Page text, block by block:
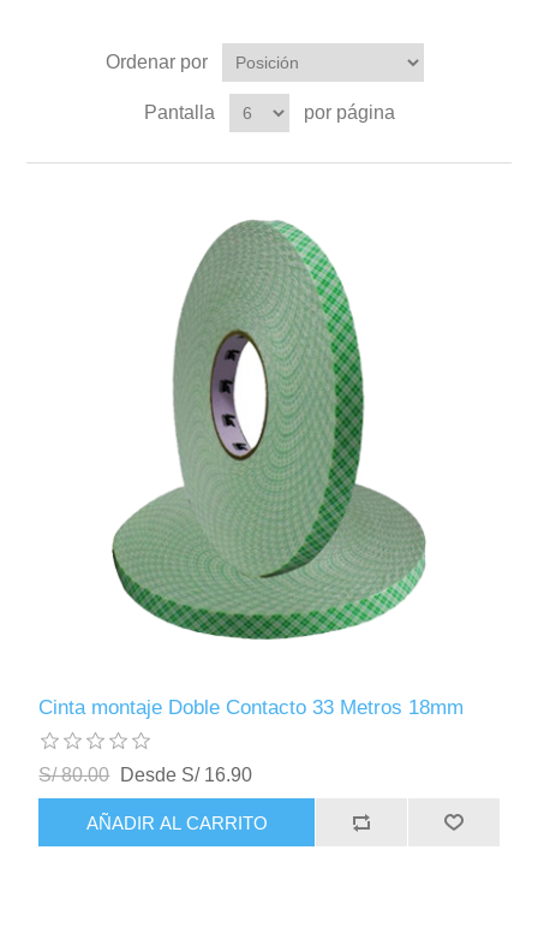
Ordenar por
Pantalla por página
Cinta montaje Doble Contacto 33 Metros 18mm
S/ 80.00 Desde S/ 16.90
AÑADIR AL CARRITO